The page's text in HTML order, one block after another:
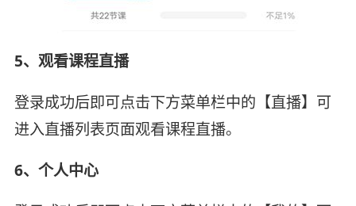
5、观看课程直播
登录成功后即可点击下方菜单栏中的【直播】可
进入直播列表页面观看课程直播。
6、个人中心